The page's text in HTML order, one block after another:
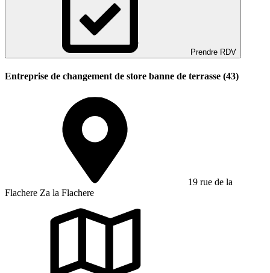
Prendre RDV
Entreprise de changement de store banne de terrasse (43)
19 rue de la
Flachere Za la Flachere